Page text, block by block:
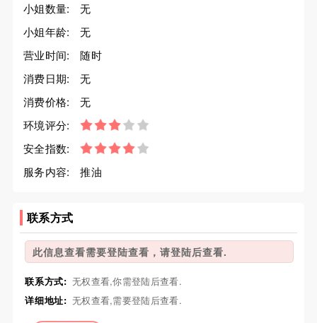
小姐数量:
无
小姐年龄:
无
营业时间:
随时
消费日期:
无
消费价格:
无
环境评分:
安全指数:
服务内容:
推油
联系方式
此信息查看需要登陆查看，请登陆后查看.
联系方式: 无权查看,你需登陆后查看.
详细地址: 无权查看,需要登陆后查看.